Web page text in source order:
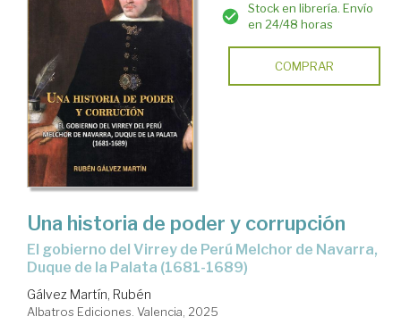
Stock en librería. Envío
en 24/48 horas
COMPRAR
Una historia de poder y corrupción
El gobierno del Virrey de Perú Melchor de Navarra,
Duque de la Palata (1681-1689)
Gálvez Martín, Rubén
Albatros Ediciones. Valencia, 2025